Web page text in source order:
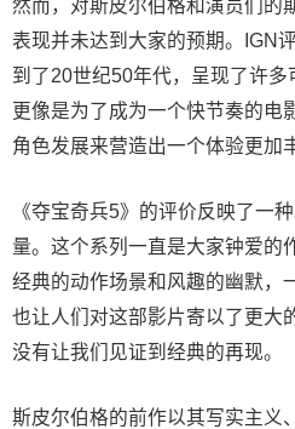
然而，对斯皮尔伯格和演员们的
表现并未达到大家的预期。IGN
到了20世纪50年代，呈现了许
更像是为了成为一个快节奏的电
角色发展来营造出一个体验更加
《夺宝奇兵5》的评价反映了一
量。这个系列一直是大家钟爱的
经典的动作场景和风趣的幽默，
也让人们对这部影片寄以了更大
没有让我们见证到经典的再现。
斯皮尔伯格的前作以其写实主义